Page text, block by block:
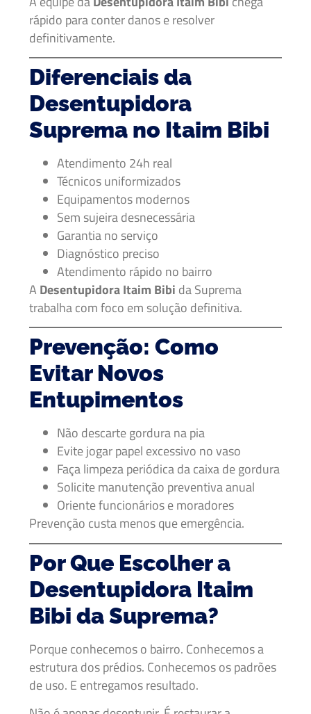
rápido para conter danos e resolver
definitivamente.
Diferenciais da
Desentupidora
Suprema no Itaim Bibi
Atendimento 24h real
Técnicos uniformizados
Equipamentos modernos
Sem sujeira desnecessária
Garantia no serviço
Diagnóstico preciso
Atendimento rápido no bairro
A Desentupidora Itaim Bibi da Suprema
trabalha com foco em solução definitiva.
Prevenção: Como
Evitar Novos
Entupimentos
Não descarte gordura na pia
Evite jogar papel excessivo no vaso
Faça limpeza periódica da caixa de gordura
Solicite manutenção preventiva anual
Oriente funcionários e moradores
Prevenção custa menos que emergência.
Por Que Escolher a
Desentupidora Itaim
Bibi da Suprema?
Porque conhecemos o bairro. Conhecemos a
estrutura dos prédios. Conhecemos os padrões
de uso. E entregamos resultado.